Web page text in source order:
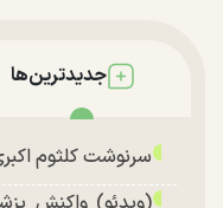
جدیدترین‌ها
سرنوشت کلثوم